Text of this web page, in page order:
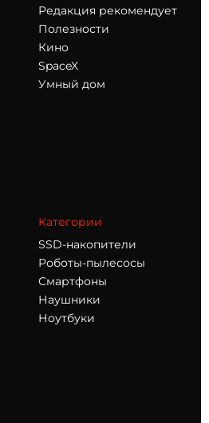
Редакция рекомендует
Полезности
Кино
SpaceX
Умный дом
Категории
SSD-накопители
Роботы-пылесосы
Смартфоны
Наушники
Ноутбуки